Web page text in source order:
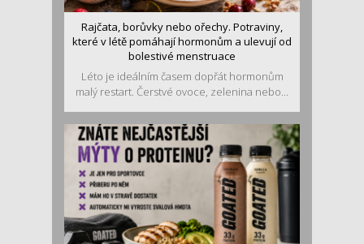
Rajčata, borůvky nebo ořechy. Potraviny,
které v létě pomáhají hormonům a ulevují od
bolestivé menstruace
Léto je ideálním časem dopřát hormonům
malý restart. Čerstvé ovoce, zelenina nebo...